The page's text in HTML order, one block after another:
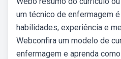
um técnico de enfermagem
habilidades, experiência e
Webconfira um modelo de
enfermagem e aprenda